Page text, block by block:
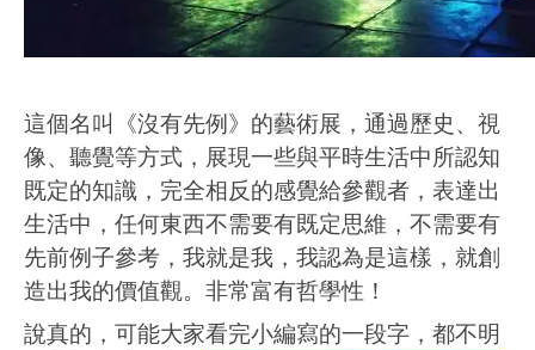
這個名叫《沒有先例》的藝術展，通過歷史、視
像、聽覺等方式，展現一些與平時生活中所認知
既定的知識，完全相反的感覺給參觀者，表達出
生活中，任何東西不需要有既定思維，不需要有
先前例子參考，我就是我，我認為是這樣，就創
造出我的價值觀。非常富有哲學性！
說真的，可能大家看完小編寫的一段字，都不明